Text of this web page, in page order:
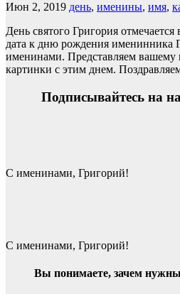
Июн 2, 2019 день, именины, имя,
День святого Григория
дата к дню рождения именинника
именинами. Представляем
картинки с этим днем.
Подписывайтесь на
С именинами, Григорий!
С именинами, Григорий!
Вы понимаете, зачем